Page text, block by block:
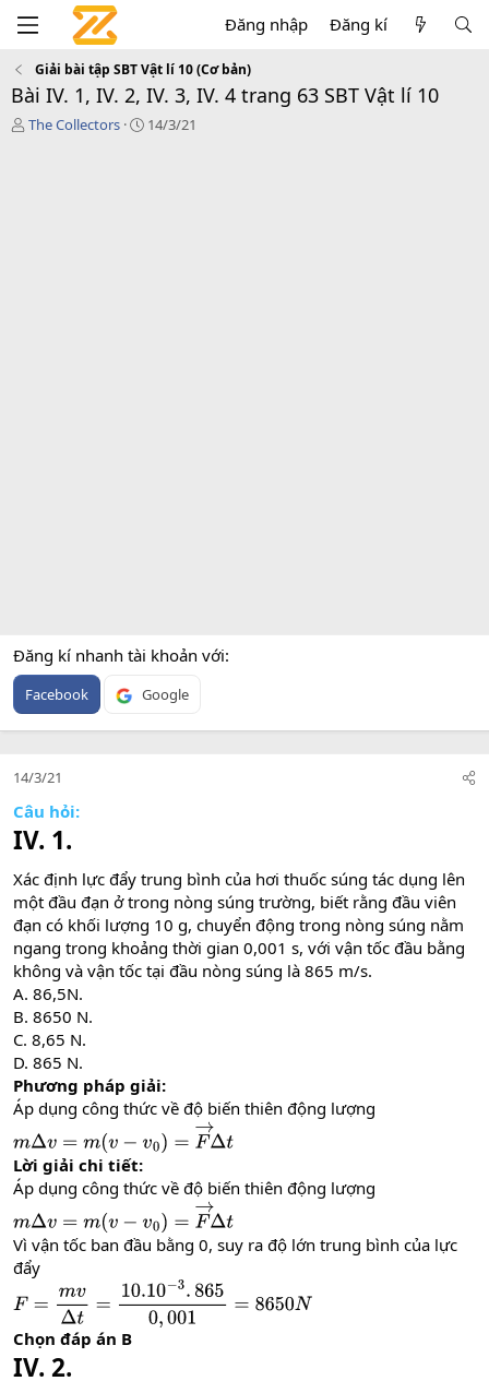
Đăng nhập Đăng kí
Giải bài tập SBT Vật lí 10 (Cơ bản)
Bài IV. 1, IV. 2, IV. 3, IV. 4 trang 63 SBT Vật lí 10
T
The Collectors
C14/3/21
Đăng kí nhanh tài khoản với
Facebook Google
14/3/21
Câu hỏi:
IV. 1.
Xác định lực đẩy trung bình của hơi thuốc súng tác dụng lên
một đầu đạn ở trong nòng súng trường, biết rằng đầu viên
đạn có khối lượng 10 g, chuyển động trong nòng súng nằm
ngang trong khoảng thời gian 0,001 s, với vận tốc đầu bằng
không và vận tốc tại đầu nòng súng là 865 m/s.
A. 86,5N.
B. 8650 N.
C. 8,65 N.
D. 865 N.
Phương pháp giải:
Áp dụng công thức về độ biến thiên động lượng
mΔv= m( v−v0) =F →Δt
Lời giải chi tiết:
Áp dụng công thức về độ biến thiên động lượng
mΔv= m( v−v0) =F →Δt
Vì vận tốc ban đầu bằng 0, suy ra độ lớn trung bình của lực
đẩy
F= mv Δt=10.10−3.8650,001= 8650N
Chọn đáp án B
IV. 2.